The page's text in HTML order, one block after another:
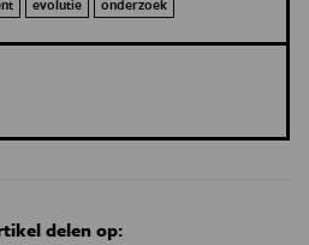
delen op: